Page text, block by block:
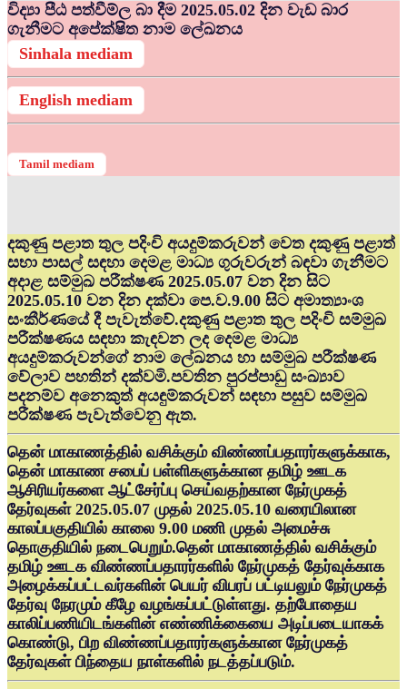
විද්‍යා පීඨ පත්වීම්ල බා දීම 2025.05.02 දින වැඩ බාර
ගැනීමට අපේක්ෂිත නාම ලේඛනය
Sinhala mediam
English mediam
Tamil mediam
දකුණු පළාත තුල පදිංචි අයදුම්කරුවන් වෙත දකුණු පළාත්
සභා පාසල් සඳහා දෙමළ මාධ්‍ය ගුරුවරුන් බඳවා ගැනීමට
අදාළ සම්මුඛ පරීක්ෂණ 2025.05.07 වන දින සිට
2025.05.10 වන දින දක්වා පෙ.ව.9.00 සිට අමාත්‍යාංශ
සංකීර්ණයේ දී පැවැත්වේ.දකුණු පළාත තුල පදිංචි සම්මුඛ
පරීක්ෂණය සඳහා කැඳවන ලද දෙමළ මාධ්‍ය
අයදුම්කරුවන්ගේ නාම ලේඛනය හා සම්මුඛ පරීක්ෂණ
වේලාව පහතින් දක්වමි.පවතින පුරප්පාඩු සංඛ්‍යාව
පදනම්ව අනෙකුත් අයඳුම්කරුවන් සඳහා පසුව සම්මුඛ
පරීක්ෂණ පැවැත්වෙනු ඇත.
தென் மாகாணத்தில் வசிக்கும் விண்ணப்பதாரர்களுக்காக,
தென் மாகாண சபைப் பள்ளிகளுக்கான தமிழ் ஊடக
ஆசிரியர்களை ஆட்சேர்ப்பு செய்வதற்கான நேர்முகத்
தேர்வுகள் 2025.05.07 முதல் 2025.05.10 வரையிலான
காலப்பகுதியில் காலை 9.00 மணி முதல் அமைச்சு
தொகுதியில் நடைபெறும்.தென் மாகாணத்தில் வசிக்கும்
தமிழ் ஊடக விண்ணப்பதாரர்களில் நேர்முகத் தேர்வுக்காக
அழைக்கப்பட்டவர்களின் பெயர் விபரப் பட்டியலும் நேர்முகத்
தேர்வு நேரமும் கீழே வழங்கப்பட்டுள்ளது. தற்போதைய
காலிப்பணியிடங்களின் எண்ணிக்கையை அடிப்படையாகக்
கொண்டு, பிற விண்ணப்பதாரர்களுக்கான நேர்முகத்
தேர்வுகள் பிந்தைய நாள்களில் நடத்தப்படும்.